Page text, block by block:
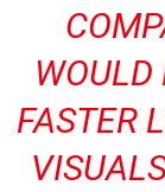
WOULD
FASTER